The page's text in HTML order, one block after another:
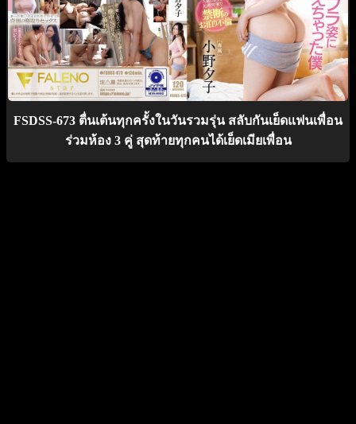
FSDSS-673 ตื่นเต้นทุกครั้งในวันรวมรุ่น สลับกันเย็ดแฟนเพื่อน
ร่วมห้อง 3 คู่ สุดท้ายทุกคนได้เย็ดเมียเพื่อน